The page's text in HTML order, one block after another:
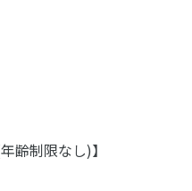
齢制限なし)】